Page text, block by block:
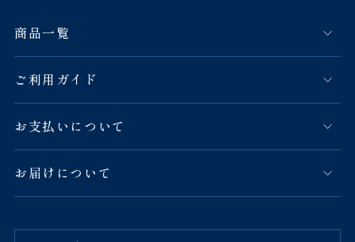
商品一覧
ご利用ガイド
お支払いについて
お届けについて